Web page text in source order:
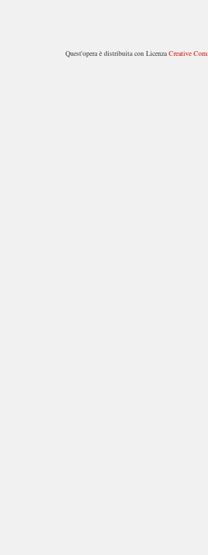
Quest'opera è distribuita con LicenzaCreative